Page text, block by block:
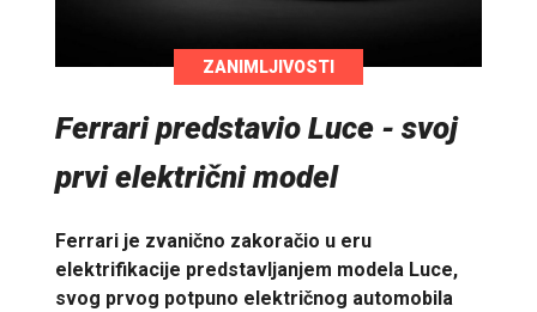
ZANIMLJIVOSTI
Ferrari predstavio Luce - svoj
prvi električni model
Ferrari je zvanično zakoračio u eru
elektrifikacije predstavljanjem modela Luce,
svog prvog potpuno električnog automobila